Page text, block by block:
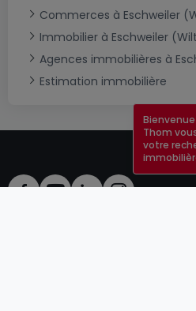
Commerces à Eschweiler
Immobilier à Eschweiler
Agences immobilières à
Estimation immobilière
Bienvenue
Thom
votre